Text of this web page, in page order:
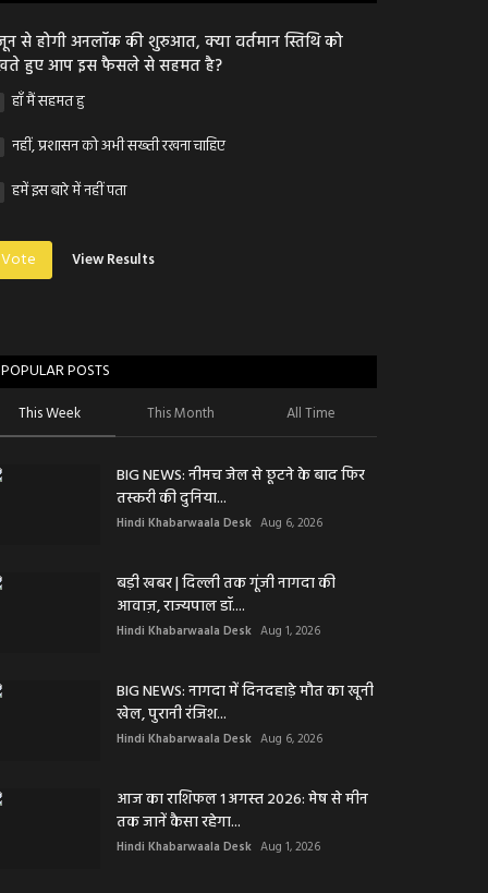
से होगी अनलॉक की शुरुआत, क्या वर्तमान स्तिथि को
हुए आप इस फैसले से सहमत है?
हाँ मैं सहमत हु
नहीं, प्रशासन को अभी सख्ती रखना चाहिए
हमें इस बारे में नहीं पता
Vote View Results
POPULAR POSTS
This Week This Month All Time
BIG NEWS: नीमच जेल से छूटने के बाद फिर
तस्करी की दुनिया...
Hindi Khabarwaala Desk Aug 6, 2026
बड़ी खबर | दिल्ली तक गूंजी नागदा की
आवाज़, राज्यपाल डॉ....
Hindi Khabarwaala Desk Aug 1, 2026
BIG NEWS: नागदा में दिनदहाड़े मौत का खूनी
खेल, पुरानी रंजिश...
Hindi Khabarwaala Desk Aug 6, 2026
आज का राशिफल 1 अगस्त 2026: मेष से मीन
तक जानें कैसा रहेगा...
Hindi Khabarwaala Desk Aug 1, 2026